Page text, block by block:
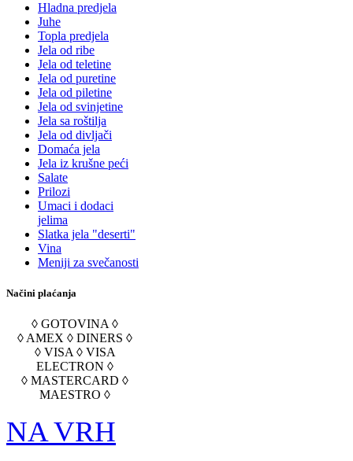
Hladna predjela
Juhe
Topla predjela
Jela od ribe
Jela od teletine
Jela od puretine
Jela od piletine
Jela od svinjetine
Jela sa roštilja
Jela od divljači
Domaća jela
Jela iz krušne peći
Salate
Prilozi
Umaci i dodaci
jelima
Slatka jela "deserti"
Vina
Meniji za svečanosti
Načini plaćanja
◊ GOTOVINA ◊
◊ AMEX ◊ DINERS ◊
◊ VISA ◊ VISA
ELECTRON ◊
◊ MASTERCARD ◊
MAESTRO ◊
NA VRH